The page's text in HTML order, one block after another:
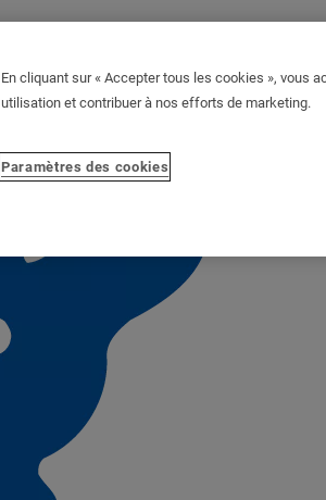
En cliquant sur « Accepter tous les cookies », vous
utilisation et contribuer à nos efforts de marketing.
Paramètres des cookies